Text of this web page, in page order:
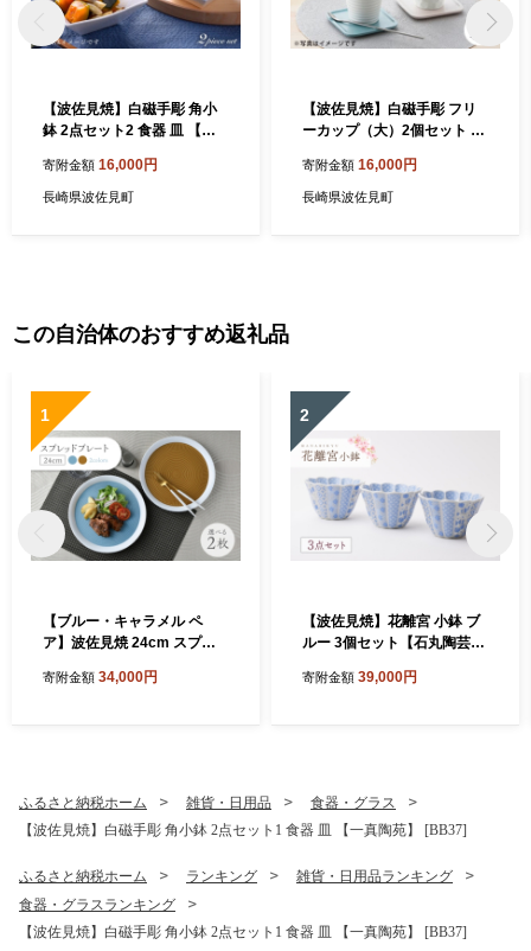
【波佐見焼】白磁手彫 角小
鉢 2点セット2 食器 皿 【一
寄附金額 16,000円
長崎県波佐見町
【波佐見焼】白磁手彫 フリ
ーカップ（大）2個セット 食
寄附金額 16,000円
長崎県波佐見町
この自治体のおすすめ返礼品
1
【ブルー・キャラメル ペ
ア】波佐見焼 24cm スプレ
55]
寄附金額 34,000円
2
【波佐見焼】花離宮 小鉢 ブ
ルー 3個セット【石丸陶芸】
寄附金額 39,000円
ふるさと納税ホーム 雑貨・日用品
食器・グラス
【波佐見焼】白磁手彫 角小鉢 2点セット1 食器 皿 【一真陶苑】 [BB37]
ふるさと納税ホーム ランキング
雑貨・日用品ランキング
食器・グラスランキング
【波佐見焼】白磁手彫 角小鉢 2点セット1 食器 皿 【一真陶苑】 [BB37]